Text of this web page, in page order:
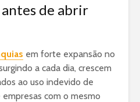
de abrir
em forte expansão no
a cada dia, crescem
ao uso indevido de
com o mesmo